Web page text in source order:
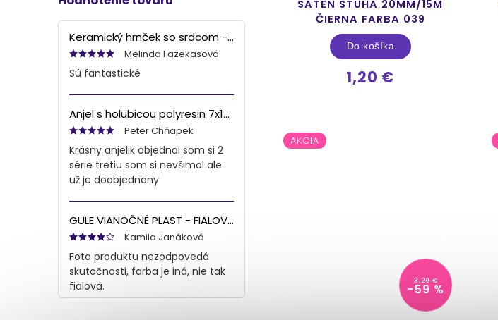
Keramický hrnček so srdcom - bielo šedý, 90ml
Melinda Fazekasová
Sú fantastické
Anjel s holubicou polyresin 7x13x6 cm
Peter Chňapek
Krásny anjelik objednal som si 2
série tretiu som si nevšimol ale
už je doobjednany
GULE VIANOČNÉ PLAST - FIALOVÁ S/8 8CM
Kamila Janáková
Foto produktu nezodpovedá
skutočnosti, farba je iná, nie tak
fialová.
SATEN STUHA 20MM/15M
ČIERNA FARBA 039
1,20 €
Do košíka
AKCIA
3,29 €
–59 %